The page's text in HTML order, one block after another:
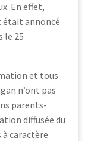
En effet,
était annoncé
le 25
et tous
n’ont pas
parents-
diffusée du
à caractère